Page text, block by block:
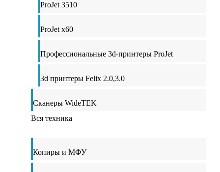
ProJet 3510
ProJet x60
Профессиональные 3d-принтеры ProJet
3d принтеры Felix 2.0,3.0
Сканеры WideTEK
Вся техника
Копиры и МФУ